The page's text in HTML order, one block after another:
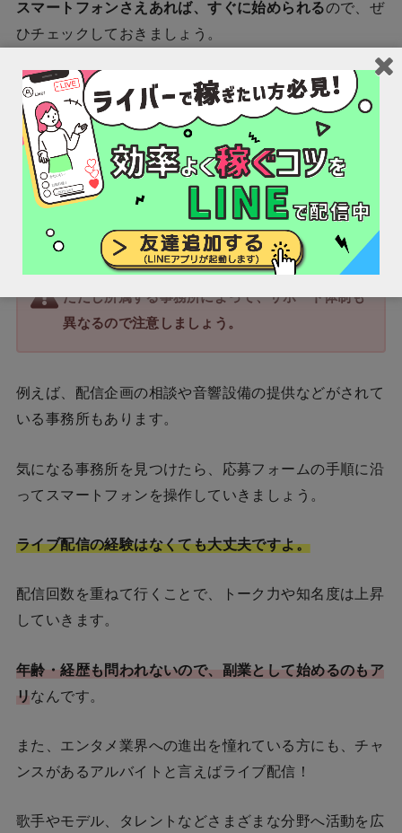
スマートフォンさえあれば、すぐに始められるので、ぜ
ひチェックしておきましょう。
応募方法
まずは、ライブ配信者を募集している求人を検索！
ライブ配信者のアルバイトを募集している事務所はさま
ざまです。
ただし所属する事務所によって、サポート体制も
異なるので注意しましょう。
例えば、配信企画の相談や音響設備の提供などがされて
いる事務所もあります。
気になる事務所を見つけたら、応募フォームの手順に沿
ってスマートフォンを操作していきましょう。
ライブ配信の経験はなくても大丈夫ですよ。
配信回数を重ねて行くことで、トーク力や知名度は上昇
していきます。
年齢・経歴も問われないので、副業として始めるのもア
リ なんです。
また、エンタメ業界への進出を憧れている方にも、チャ
ンスがあるアルバイトと言えばライブ配信！
歌手やモデル、タレントなどさまざまな分野へ活動を広